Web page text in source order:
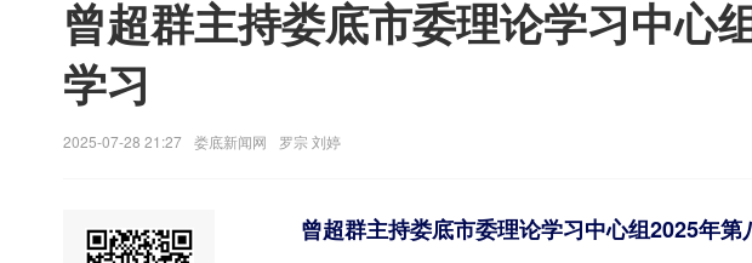
曾超群主持娄底市委理论学习中心
学习
2025-07-28 21:27 娄底新闻网 罗宗 刘婷
曾超群主持娄底市委理论学习中心组2025年